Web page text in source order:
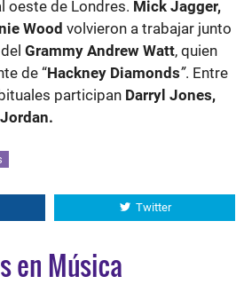
oeste de Londres. Mick Jagger,
Wood volvieron a trabajar junto
Grammy Andrew Watt, quien
de “Hackney Diamonds”. Entre
participan Darryl Jones,
Twitter
en Música